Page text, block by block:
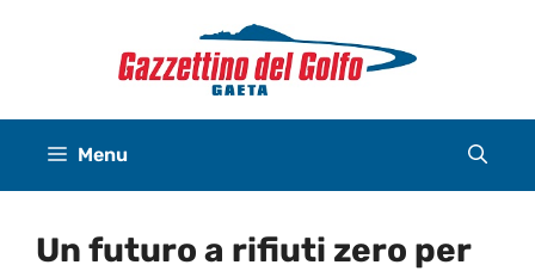
Menu
Un futuro a rifiuti zero per